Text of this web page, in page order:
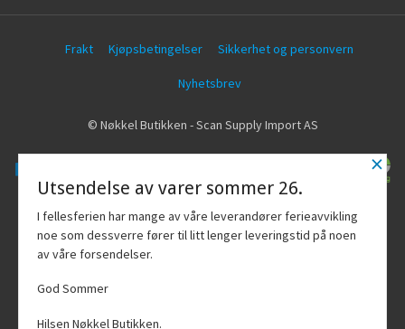
Frakt Kjøpsbetingelser Sikkerhet og personvern
Nyhetsbrev
© Nøkkel Butikken - Scan Supply Import AS
Vår nettbutikk bruker cookies slik at du
får en bedre kjøpsopplevelse og vi kan
yte deg bedre service. Vi bruker cookies
hovedsaklig til å lagre
×
Utsendelse av varer sommer 26.
I fellesferien har mange av våre leverandører ferieavvikling
noe som dessverre fører til litt lenger leveringstid på noen
av våre forsendelser.
God Sommer
Hilsen Nøkkel Butikken.